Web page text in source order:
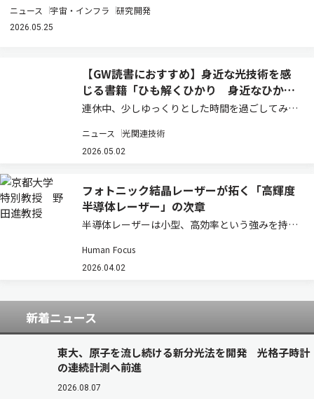
ニュース 宇宙・インフラ 研究開発
2026.05.25
【GW読書におすすめ】身近な光技術を感
じる書籍「ひも解くひかり 身近なひか
り」
連休中、少しゆっくりとした時間を過ごしてみて
真、通信、生命の営み――私たちの身の回りには、あ
らゆるところに光がある。日常では当たり前に受
ニュース 光関連技術
2026.05.02
フォトニック結晶レーザーが拓く「高輝度
半導体レーザー」の次章
半導体レーザーは小型、高効率という強みを持つ
伸びないという壁があった。フォトニック結晶レ
ーザーはその常識を塗り替えつつある。その研究
の…
Human Focus
2026.04.02
新着ニュース
東大、原子を流し続ける新分光法を開発 光格子時計
の連続計測へ前進
2026.08.07